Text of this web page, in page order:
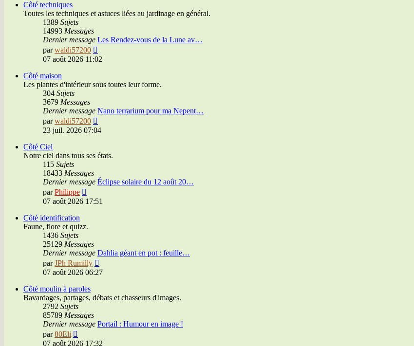
Côté techniques
Toutes les techniques et astuces liées au jardinage en général.
1389 Sujets
14993 Messages
Dernier message Les Rendez-vous de la Lune av…
parwaldi57200
le
07 août 2026 11:02
Côté maison
Les plantes d'intérieur sous toutes leur forme.
304 Sujets
3679 Messages
Dernier message Nano terrarium pour ma Nepent…
parwaldi57200
le
23 juil. 2026 07:04
Côté Ciel
Notre ciel dans tous ses états.
115 Sujets
18433 Messages
Dernier message Éclipse solaire du 12 août 20…
parPhilippe
le
07 août 2026 17:51
Côté identification
Faune, flore et quizz.
1436 Sujets
25129 Messages
Dernier message Dahlia géant en pot : feuille…
parJPh Rumilly
le
07 août 2026 06:27
Côté moulin à paroles
Bavardages, partages, débats et chasseurs d'images.
2792 Sujets
85789 Messages
Dernier message Portail : Humour en image !
par80Eli
le
07 août 2026 17:32